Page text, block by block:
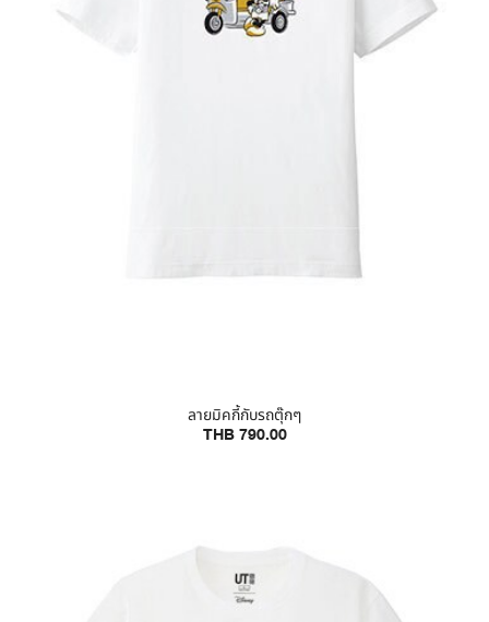
ลายมิคกี้กับรถตุ๊กๆ
THB 790.00